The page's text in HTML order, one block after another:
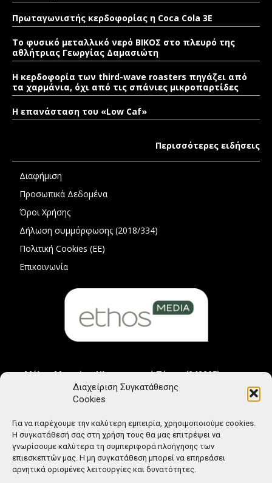
Διαχείριση Συγκατάθεσης
Cookies
Για να παρέχουμε την καλύτερη εμπειρία, χρησιμοποιούμε cookies.
Η συγκατάθεσή σας στη χρήση τους θα μας επιτρέψει να
γνωρίσουμε καλύτερα τη συμπεριφορά πλοήγησης των
επιεσκεπτών μας. Η μη συγκατάθεση μπορεί να επηρεάσει
αρνητικά ορισμένες λειτουργίες και δυνατότητες.
Πρωταγωνιστής κερδοφορίας η Coca Cola 3E
Το φυσικό μεταλλικό νερό ΒΙΚΟΣ στο πλευρό της
αθλήτριας Γεωργίας Δαμασιώτη
Η κερδοφορία των third-wave roasters πηγάζει από
τα χαρμάνια, όχι από τις σπάνιες μικροπαρτίδες
Η επανάσταση του «Low Caf»
Περισσότερες ειδήσεις
Διαφήμιση
Προσωπικά Δεδομένα
Όροι Χρήσης
Δήλωση συμμόρφωσης (2018/334)
Πολιτική Cookies (ΕΕ)
Επικοινωνία
Μέλος Μητρώου Ηλεκτρονικού Τύπου (242225)